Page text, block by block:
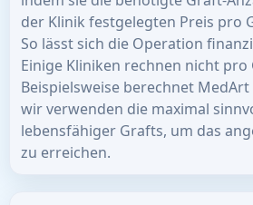
der Klinik festgelegten Preis pro
So lässt sich die Operation
Einige Kliniken rechnen nicht pro
Beispielsweise berechnet
wir verwenden die maximal
lebensfähiger Grafts, um das
zu erreichen.